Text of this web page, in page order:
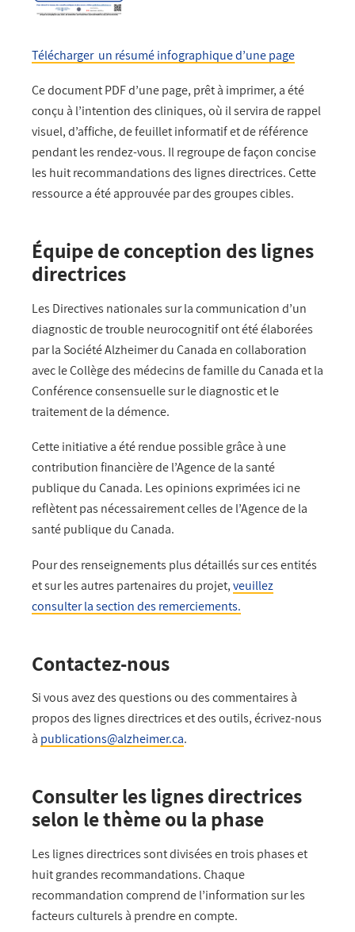
Télécharger un résumé infographique d’une page
Ce document PDF d’une page, prêt à imprimer, a été
conçu à l’intention des cliniques, où il servira de rappel
visuel, d’affiche, de feuillet informatif et de référence
pendant les rendez-vous. Il regroupe de façon concise
les huit recommandations des lignes directrices. Cette
ressource a été approuvée par des groupes cibles.
Équipe de conception des lignes
directrices
Les Directives nationales sur la communication d’un
diagnostic de trouble neurocognitif ont été élaborées
par la Société Alzheimer du Canada en collaboration
avec le Collège des médecins de famille du Canada et la
Conférence consensuelle sur le diagnostic et le
traitement de la démence.
Cette initiative a été rendue possible grâce à une
contribution financière de l’Agence de la santé
publique du Canada. Les opinions exprimées ici ne
reflètent pas nécessairement celles de l’Agence de la
santé publique du Canada.
Pour des renseignements plus détaillés sur ces entités
et sur les autres partenaires du projet,veuillez
consulter la section des remerciements.
Contactez-nous
Si vous avez des questions ou des commentaires à
propos des lignes directrices et des outils, écrivez-nous
à publications@alzheimer.ca.
Consulter les lignes directrices
selon le thème ou la phase
Les lignes directrices sont divisées en trois phases et
huit grandes recommandations. Chaque
recommandation comprend de l’information sur les
facteurs culturels à prendre en compte.